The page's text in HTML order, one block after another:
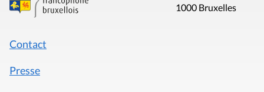
1000 Bruxelles
Contact
Presse